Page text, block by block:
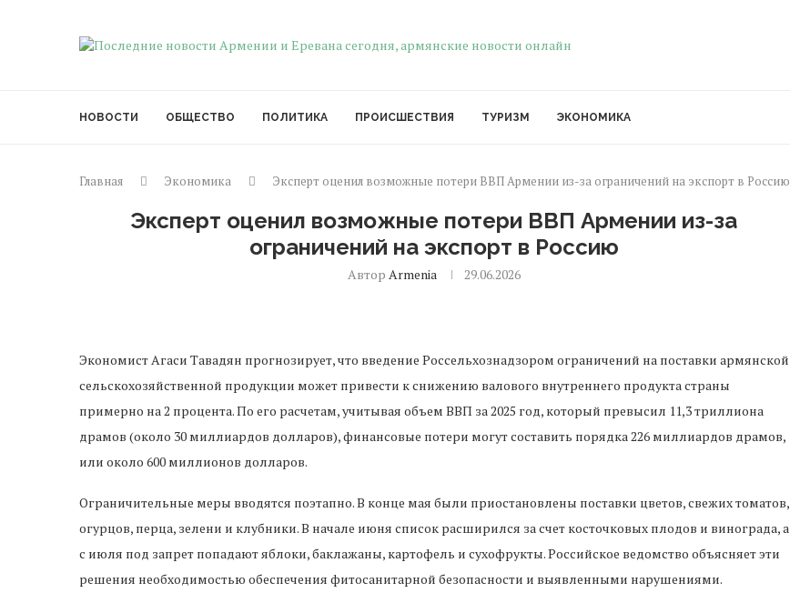
НОВОСТИ ОБЩЕСТВО ПОЛИТИКА ПРОИСШЕСТВИЯ ТУРИЗМ ЭКОНОМИКА
Главная Экономика Эксперт оценил возможные потери ВВП Армении из-за ограничений на экспорт в Россию
Эксперт оценил возможные потери ВВП Армении из-за
ограничений на экспорт в Россию
Автор Armenia 29.06.2026
Экономист Агаси Тавадян прогнозирует, что введение Россельхознадзором ограничений на поставки армянской
сельскохозяйственной продукции может привести к снижению валового внутреннего продукта страны
примерно на 2 процента. По его расчетам, учитывая объем ВВП за 2025 год, который превысил 11,3 триллиона
драмов (около 30 миллиардов долларов), финансовые потери могут составить порядка 226 миллиардов драмов,
или около 600 миллионов долларов.
Ограничительные меры вводятся поэтапно. В конце мая были приостановлены поставки цветов, свежих томатов,
огурцов, перца, зелени и клубники. В начале июня список расширился за счет косточковых плодов и винограда, а
с июля под запрет попадают яблоки, баклажаны, картофель и сухофрукты. Российское ведомство объясняет эти
решения необходимостью обеспечения фитосанитарной безопасности и выявленными нарушениями.